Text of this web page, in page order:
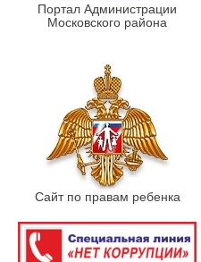
Портал Администрации
Московского района
Сайт по правам ребенка